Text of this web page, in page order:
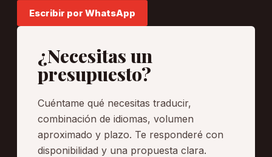
Escribir por WhatsApp
¿Necesitas un
presupuesto?
Cuéntame qué necesitas traducir,
combinación de idiomas, volumen
aproximado y plazo. Te responderé con
disponibilidad y una propuesta clara.